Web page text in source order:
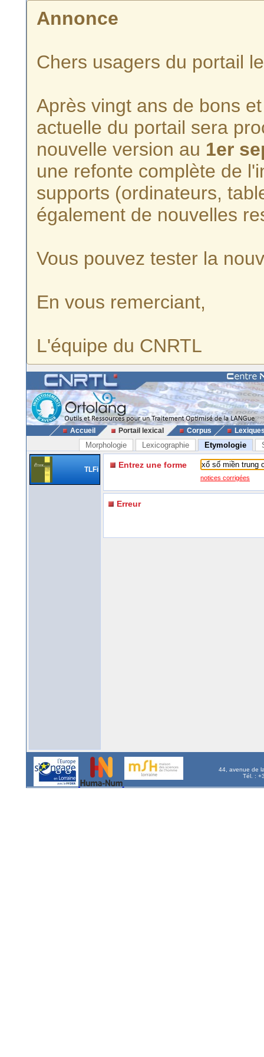
Annonce
Chers usagers du portail
Après vingt ans de bons
actuelle du portail sera
nouvelle version au 1er
une refonte complète de
supports (ordinateurs,
également de nouvelles
Vous pouvez tester la
En vous remerciant,
L'équipe du CNRTL
Accueil Portail lexical Corpus
Morphologie Lexicographie Etymologie
TLFi Entrez une forme
notices corrigées
Erreur
44, avenue de
Tél. :